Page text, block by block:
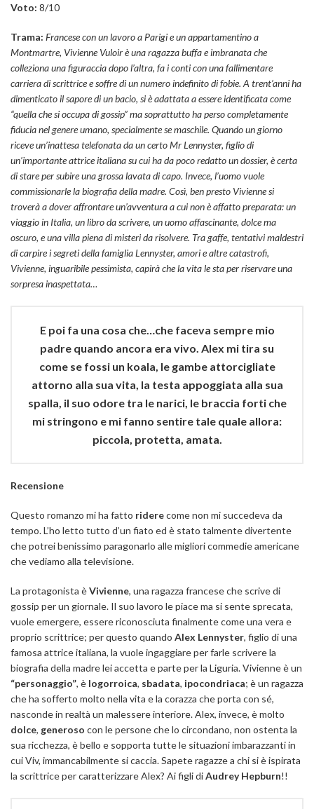
Voto: 8/10
Trama: Francese con un lavoro a Parigi e un appartamentino a
Montmartre, Vivienne Vuloir è una ragazza buffa e imbranata che
colleziona una figuraccia dopo l’altra, fa i conti con una fallimentare
carriera di scrittrice e soffre di un numero indefinito di fobie. A trent’anni ha
dimenticato il sapore di un bacio, si è adattata a essere identificata come
“quella che si occupa di gossip” ma soprattutto ha perso completamente
fiducia nel genere umano, specialmente se maschile. Quando un giorno
riceve un’inattesa telefonata da un certo Mr Lennyster, figlio di
un’importante attrice italiana su cui ha da poco redatto un dossier, è certa
di stare per subire una grossa lavata di capo. Invece, l’uomo vuole
commissionarle la biografia della madre. Così, ben presto Vivienne si
troverà a dover affrontare un’avventura a cui non è affatto preparata: un
viaggio in Italia, un libro da scrivere, un uomo affascinante, dolce ma
oscuro, e una villa piena di misteri da risolvere. Tra gaffe, tentativi maldestri
di carpire i segreti della famiglia Lennyster, amori e altre catastrofi,
Vivienne, inguaribile pessimista, capirà che la vita le sta per riservare una
sorpresa inaspettata…
E poi fa una cosa che…che faceva sempre mio
padre quando ancora era vivo. Alex mi tira su
come se fossi un koala, le gambe attorcigliate
attorno alla sua vita, la testa appoggiata alla sua
spalla, il suo odore tra le narici, le braccia forti che
mi stringono e mi fanno sentire tale quale allora:
piccola, protetta, amata.
Recensione
Questo romanzo mi ha fatto riderecome non mi succedeva da
tempo. L’ho letto tutto d’un fiato ed è stato talmente divertente
che potrei benissimo paragonarlo alle migliori commedie americane
che vediamo alla televisione.
La protagonista èVivienne, una ragazza francese che scrive di
gossip per un giornale. Il suo lavoro le piace ma si sente sprecata,
vuole emergere, essere riconosciuta finalmente come una vera e
proprio scrittrice; per questo quando Alex Lennyster, figlio di una
famosa attrice italiana, la vuole ingaggiare per farle scrivere la
biografia della madre lei accetta e parte per la Liguria. Vivienne è un
“personaggio”, è logorroica, sbadata, ipocondriaca; è un ragazza
che ha sofferto molto nella vita e la corazza che porta con sé,
nasconde in realtà un malessere interiore. Alex, invece, è molto
dolce, generoso con le persone che lo circondano, non ostenta la
sua ricchezza, è bello e sopporta tutte le situazioni imbarazzanti in
cui Viv, immancabilmente si caccia. Sapete ragazze a chi si è ispirata
la scrittrice per caratterizzare Alex? Ai figli diAudrey Hepburn!!